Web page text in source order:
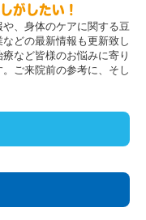
がしたい！
、身体のケアに関する豆
どの最新情報も更新致し
など皆様のお悩みに寄り
ご来院前の参考に、そし